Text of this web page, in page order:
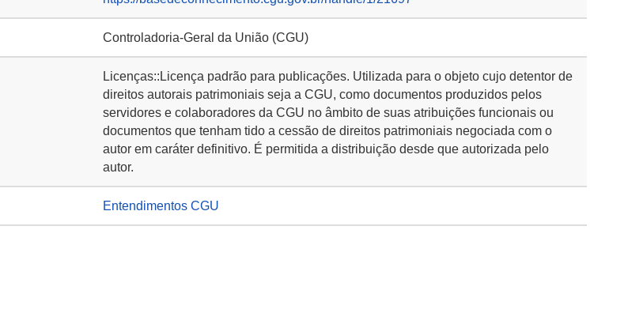
Controladoria-Geral da União (CGU)
Licenças::Licença padrão para publicações. Utilizada para o objeto cujo detentor de
direitos autorais patrimoniais seja a CGU, como documentos produzidos pelos
servidores e colaboradores da CGU no âmbito de suas atribuições funcionais ou
documentos que tenham tido a cessão de direitos patrimoniais negociada com o
autor em caráter definitivo. É permitida a distribuição desde que autorizada pelo
autor.
Entendimentos CGU